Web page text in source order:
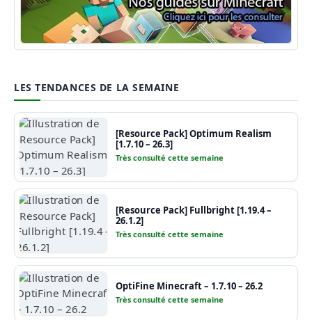
Guide Minecraft
LES TENDANCES DE LA SEMAINE
[Resource Pack] Optimum Realism
[1.7.10 – 26.3]
Très consulté cette semaine
[Resource Pack] Fullbright [1.19.4 –
26.1.2]
Très consulté cette semaine
OptiFine Minecraft – 1.7.10 – 26.2
Très consulté cette semaine